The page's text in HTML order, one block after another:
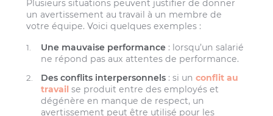
Plusieurs situations peuvent justifier de donner
un avertissement au travail à un membre de
votre équipe. Voici quelques exemples :
Une mauvaise performance : lorsqu’un salarié
ne répond pas aux attentes de performance.
Des conflits interpersonnels : si unconflit au
travail se produit entre des employés et
dégénère en manque de respect, un
avertissement peut être utilisé pour les